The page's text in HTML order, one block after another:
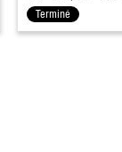
Terminé